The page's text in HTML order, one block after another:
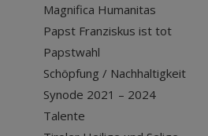
Magnifica Humanitas
Papst Franziskus ist tot
Papstwahl
Schöpfung / Nachhaltigkeit
Synode 2021 – 2024
Talente